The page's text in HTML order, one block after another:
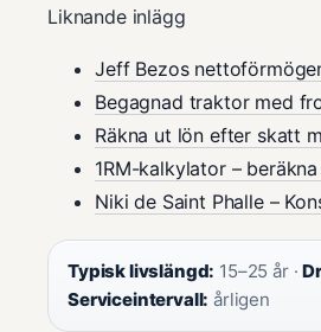
Liknande inlägg
Jeff Bezos
Begagnad traktor med
Räkna ut lön efter skatt
1RM-kalkylator –
Niki de Saint Phalle –
Typisk livslängd: 15–25 år ·
Serviceintervall: årligen